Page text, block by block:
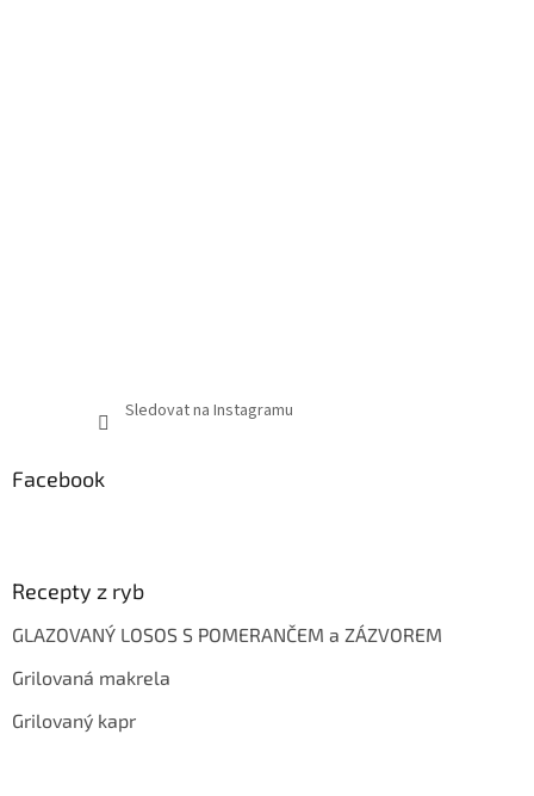
Sledovat na Instagramu
Facebook
Recepty z ryb
GLAZOVANÝ LOSOS S POMERANČEM a ZÁZVOREM
Grilovaná makrela
Grilovaný kapr